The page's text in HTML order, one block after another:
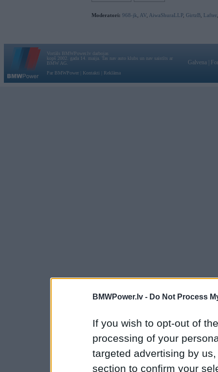
BMWPower.lv - Do Not Process
If you wish to opt-out of
processing of your
targeted advertising by
section to confirm your
Moderatori: 968-jk AV AiwaShuraLLP, GirtzB Lafter
Vortāls BMWPower.lv darbojas
kopš 2002. gada 14. maija. Tas nav auto klubs un nav saistīts ar
BMW AG.
Par BMWPower
Kontakti Reklāma
Galvena